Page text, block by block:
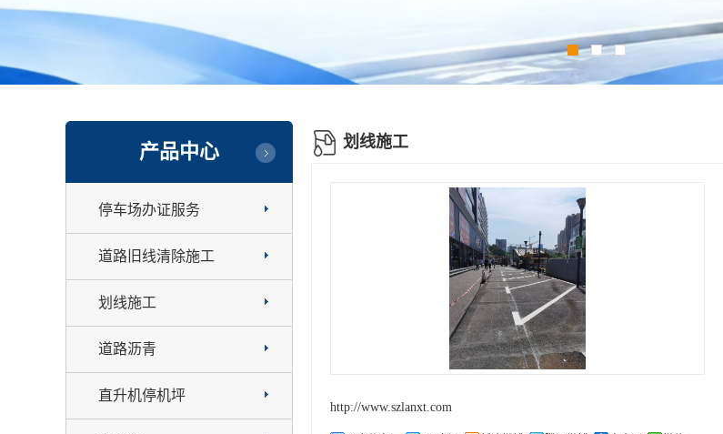
产品中心
停车场办证服务
道路旧线清除施工
划线施工
道路沥青
直升机停机坪
划线施工
http://www.szlanxt.com